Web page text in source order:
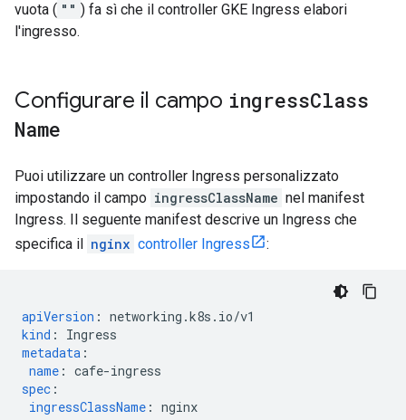
vuota ( "" ) fa sì che il controller GKE Ingress elabori
l'ingresso.
Configurare il campo ingressClass
Name
Puoi utilizzare un controller Ingress personalizzato
impostando il campo ingressClassName nel manifest
Ingress. Il seguente manifest descrive un Ingress che
specifica il nginx controller Ingress :
apiVersion : networking.k8s.io/v1
kind :
Ingress
metadata :
name : cafe-ingress
spec :
ingressClassName : nginx